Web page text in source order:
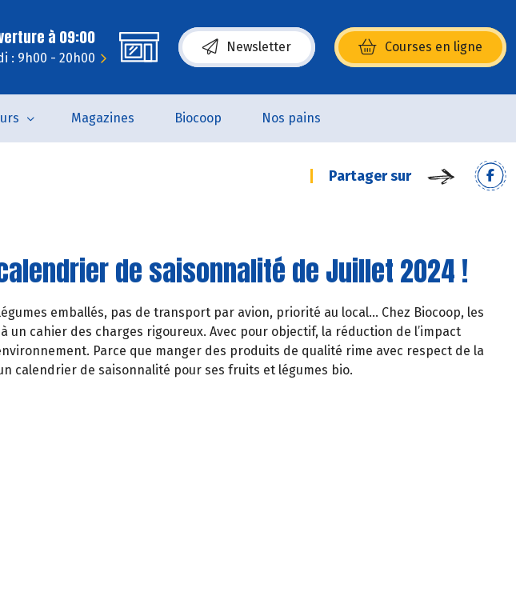
à 09:00
: 9h00 - 20h00
Newsletter Courses en ligne
(s’ouvre dans une nouvelle fenêtre)
Magazines Biocoop Nos pains
Partager sur
de saisonnalité de Juillet 2024 !
emballés, pas de transport par avion, priorité au local… Chez Biocoop, les
un cahier des charges rigoureux. Avec pour objectif, la réduction de l’impact
Parce que manger des produits de qualité rime avec respect de la
calendrier de saisonnalité pour ses fruits et légumes bio.